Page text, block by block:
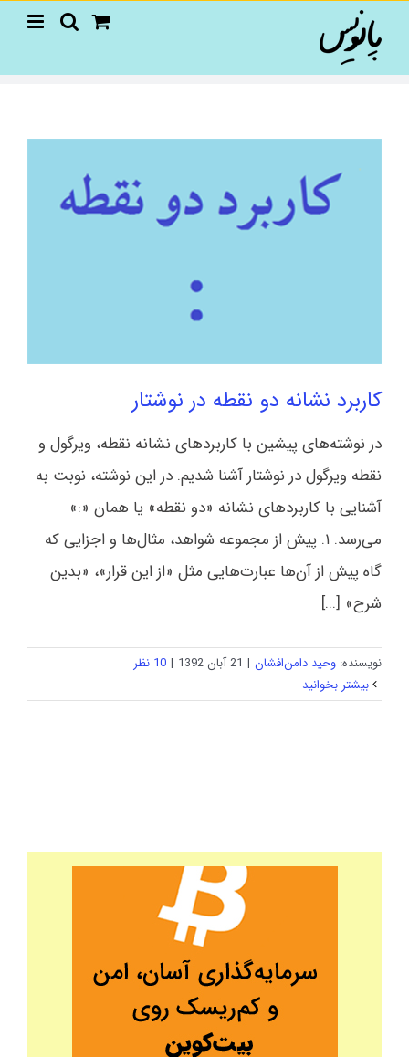
content
کاربرد نشانه دو نقطه در نوشتار
در نوشته‌های پیشین با کاربردهای نشانه نقطه، ویرگول و
نقطه ویرگول در نوشتار آشنا شدیم. در این نوشته، نوبت به
آشنایی با کاربردهای نشانه «دو نقطه» یا همان «:»
می‌رسد. ۱. پیش از مجموعه شواهد، مثال‌ها و اجزایی که
گاه پیش از آن‌ها عبارت‌هایی مثل «از این قرار»، «بدین
شرح» [...]
نویسنده: وحید دامن‌افشان | 21 آبان 1392 | 10 نظر
بیشتر بخوانید